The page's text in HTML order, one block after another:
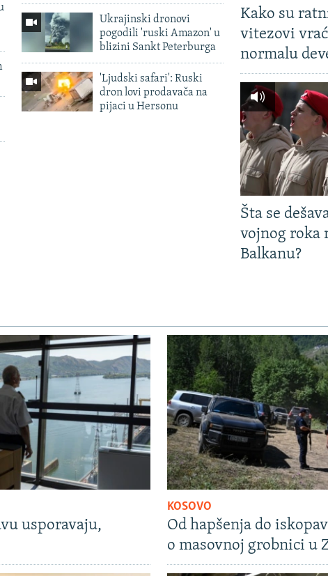
Ukrajinski dronovi
pogodili 'ruski Amazon' u
blizini Sankt Peterburga
'Ljudski safari': Ruski
dron lovi prodavača na
pijaci u Hersonu
Kako su
vitezovi
normalu
Šta se
vojnog roka
Balkanu?
usporavaju,
KOSOVO
Od hapšenja do
o masovnoj grobnici u